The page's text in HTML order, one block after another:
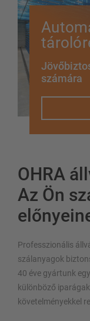
számára
OHRA
Az Ön
Professzionális
szálanyagok
40 éve gyártunk
különböző
követelményekkel